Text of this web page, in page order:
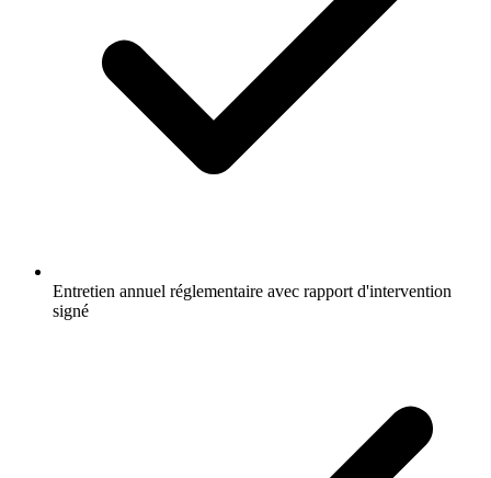
Entretien annuel réglementaire avec rapport d'intervention
signé